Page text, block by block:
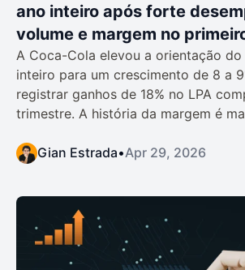
ano inteiro após forte
volume e margem no
A Coca-Cola elevou a orientação do
inteiro para um crescimento de 8 a
registrar ganhos de 18% no LPA
trimestre. A história da margem é
Gian Estrada•Apr 29, 2026